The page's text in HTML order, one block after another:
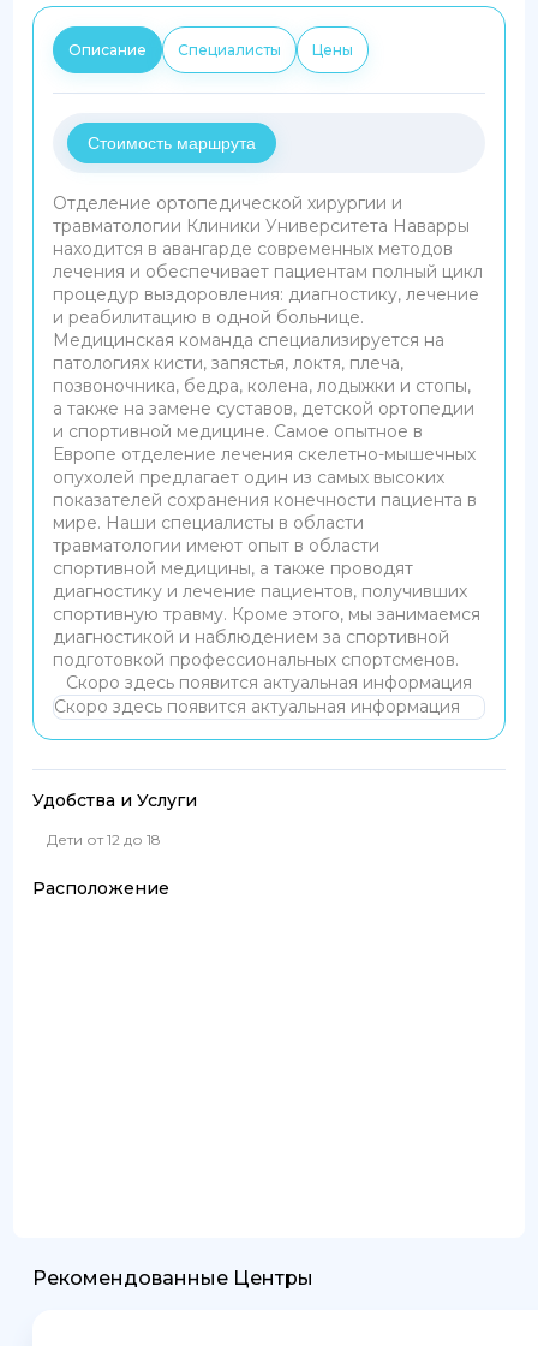
Описание Специалисты Цены
Стоимость маршрута
Отделение ортопедической хирургии и
травматологии Клиники Университета Наварры
находится в авангарде современных методов
лечения и обеспечивает пациентам полный цикл
процедур выздоровления: диагностику, лечение
и реабилитацию в одной больнице.
Медицинская команда специализируется на
патологиях кисти, запястья, локтя, плеча,
позвоночника, бедра, колена, лодыжки и стопы,
а также на замене суставов, детской ортопедии
и спортивной медицине. Самое опытное в
Европе отделение лечения скелетно-мышечных
опухолей предлагает один из самых высоких
показателей сохранения конечности пациента в
мире. Наши специалисты в области
травматологии имеют опыт в области
спортивной медицины, а также проводят
диагностику и лечение пациентов, получивших
спортивную травму. Кроме этого, мы занимаемся
диагностикой и наблюдением за спортивной
подготовкой профессиональных спортсменов.
Скоро здесь появится актуальная информация
Скоро здесь появится актуальная информация
Удобства и Услуги
Дети от 12 до 18
Расположение
Рекомендованные Центры